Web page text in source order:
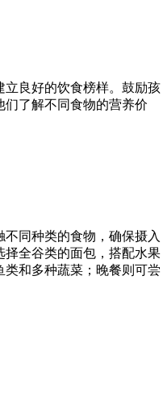
良好的饮食榜样。鼓励孩
了解不同食物的营养价
同种类的食物，确保摄入
择全谷类的面包，搭配水果
和多种蔬菜；晚餐则可尝